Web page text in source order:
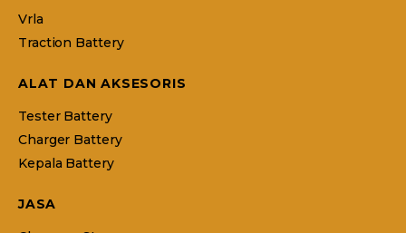
Vrla
Traction Battery
ALAT DAN AKSESORIS
Tester Battery
Charger Battery
Kepala Battery
JASA